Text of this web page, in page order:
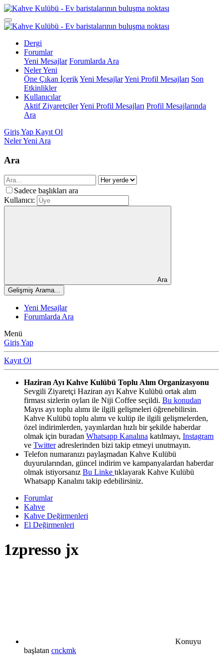
Dergi
Forumlar
Yeni Mesajlar Forumlarda Ara
Neler Yeni
Öne Çıkan İçerikYeni MesajlarYeni Profil Mesajları Son
Etkinlikler
Kullanıcılar
Aktif ZiyaretçilerYeni Profil Mesajları Profil Mesajlarında
Ara
Giriş Yap Kayıt Ol
Neler Yeni Ara
Ara
Sadece başlıkları ara
Kullanıcı:
Ara
Gelişmiş Arama...
Yeni Mesajlar
Forumlarda Ara
Menü
Giriş Yap
Kayıt Ol
Haziran Ayı Kahve Kulübü Toplu Alım Organizasyonu
Sevgili Ziyaretçi Haziran ayı Kahve Kulübü ortak alım
firması sizlerin oyları ile Niji Coffee seçildi. Bu konudan
Mayıs ayı toplu alımı ile ilgili gelişmeleri öğrenebilirsin.
Kahve Kulübü toplu alımı ve kulüp ile ilgili gelişmelerden,
özel indirimlerden, yayınlardan hızlı bir şekilde haberdar
olmak için buradan Whatsapp Kanalına katılmayı, Instagram
ve Twitteradreslerinden bizi takip etmeyi unutmayın.
Telefon numaranızı paylaşmadan Kahve Kulübü
duyurularından, güncel indirim ve kampanyalardan haberdar
olmak istiyorsanız Bu Linke tıklayarak Kahve Kulübü
Whatsapp Kanalını takip edebilirsiniz.
Forumlar
Kahve
Kahve Değirmenleri
El Değirmenleri
1zpresso jx
Konuyu
başlatan cnckmk